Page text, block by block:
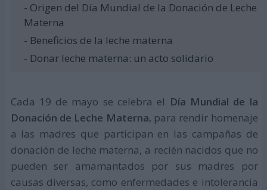
- Origen del Día Mundial de la Donación de Leche
Materna
- Beneficios de la leche materna
- Donar leche materna: un acto solidario
Cada 19 de mayo se celebra el Día Mundial de la
Donación de Leche Materna, para rendir homenaje
a las madres que participan en las campañas de
donación de leche materna, a recién nacidos que no
pueden ser amamantados por sus madres por
causas diversas, como enfermedades e intolerancia